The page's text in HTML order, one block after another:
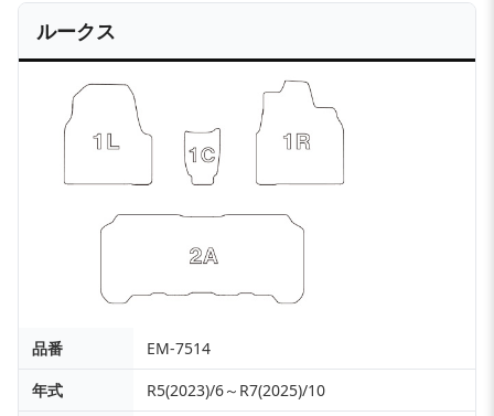
ルークス
品番
EM-7514
年式
R5(2023)/6～R7(2025)/10